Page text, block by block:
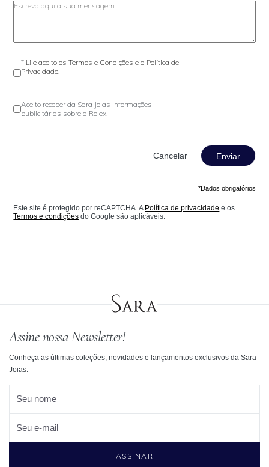
* Li e aceito os Termos e Condições e a Política de
Privacidade.
Aceito receber da Sara Joias informações
publicitárias sobre a Rolex.
Enviar
*Dados obrigatórios
Este site é protegido por reCAPTCHA. A Política de privacidade e os
Termos e condições do Google são aplicáveis.
Assine nossa Newsletter!
Conheça as últimas coleções, novidades e lançamentos exclusivos da Sara
Joias.
Seu nome
Seu e-mail
ASSINAR